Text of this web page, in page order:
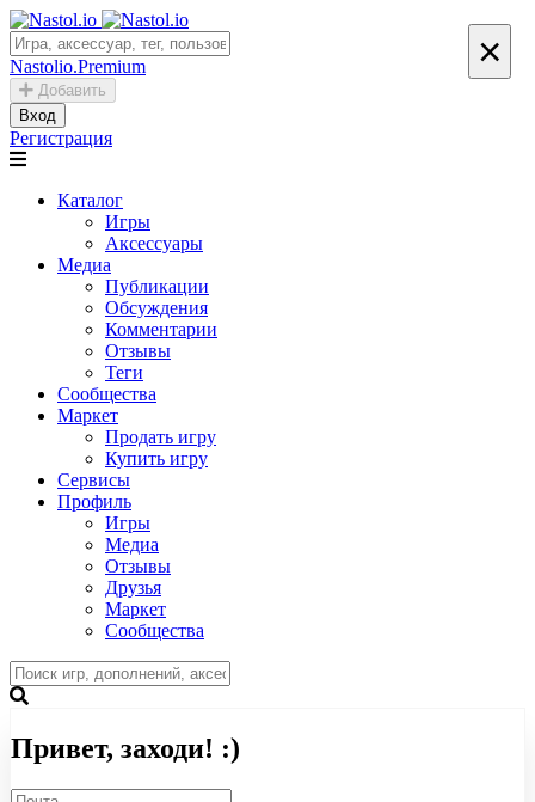
Nastolio.Premium
Добавить
Вход
Регистрация
Каталог
Игры
Аксессуары
Медиа
Публикации
Обсуждения
Комментарии
Отзывы
Теги
Сообщества
Маркет
Продать игру
Купить игру
Сервисы
Профиль
Игры
Медиа
Отзывы
Друзья
Маркет
Сообщества
×
Привет, заходи! :)